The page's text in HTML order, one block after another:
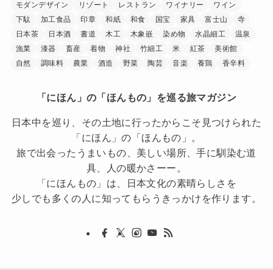
モダンデザイン
リゾート レストラン ワイナリー
ワイン
下駄
加工食品 印章 和紙 和食 国宝 家具 富士山
寺
日本茶
日本酒 書道 木工 木象嵌 染め物 水晶細工
温泉
漁業
漆器 畜産 着物 神社 竹細工 米 紅茶
美術館
自然
調味料 農業 酒造 野菜 陶芸 音楽 養鶏 香辛料
「にほん」の「ほんもの」を巡る旅マガジン
日本中を巡り、その土地に行ったからこそ見つけられた
「にほん」の「ほんもの」。
旅で出会ったうまいもの、美しい場所、手に馴染む道
具、人の暖かさーー。
「にほんもの」は、日本文化の素晴らしさを
少しでも多くの人に知ってもらうきっかけを作ります。